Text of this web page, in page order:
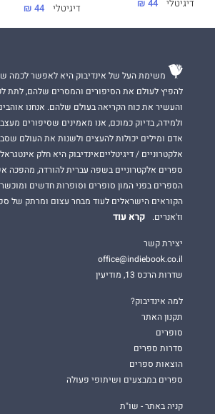
דיגיטלי 44 ₪
דיגיטלי 44 ₪
משימת העל של אינדיבוק היא לאפשר לכמה
להפיץ לעולם את הסיפורים והמסרים שלהם, לתת
והעשיר את כוח הקריאה בעולם שלהם. אנחנו
ולמידה, בדיוק כמוכם, אנו מאמינים שסיפורים
אדם ומילים יכולות להעצים ולשנות את העולם
אלקטרוניים / דיגיטלייםאינדיבוק היא חלק
ספרים אלקטרוניים בשפה עברית להורדה,
הספרים בפני המון סופרים וסופרות חדשים
הקוראים הישראלים לעוד מבחר עצום ומרתק של
וז'אנרים.
קרא עוד
יצירת קשר
office@indiebook.co.il
שדרות הרכס 13, מודיעין
למה אינדיבוק?
תקנון האתר
סופרים
סדרות ספרים
הוצאות ספרים
ספרים במבצעים ושיתופי פעולה
קניה באתר - שו"ת